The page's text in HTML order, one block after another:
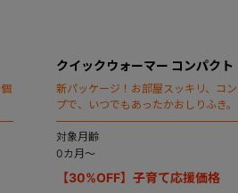
クイックウォーマー コンパクト
新パッケージ！お部屋スッキリ、コ
プで、いつでもあったかおしりふき。
対象月齢
0カ月～
【30%OFF】子育て応援価格